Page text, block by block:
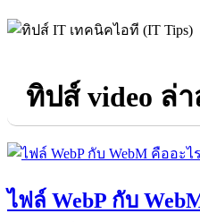
ทิปส์ video ล่
ไฟล์ WebP กับ